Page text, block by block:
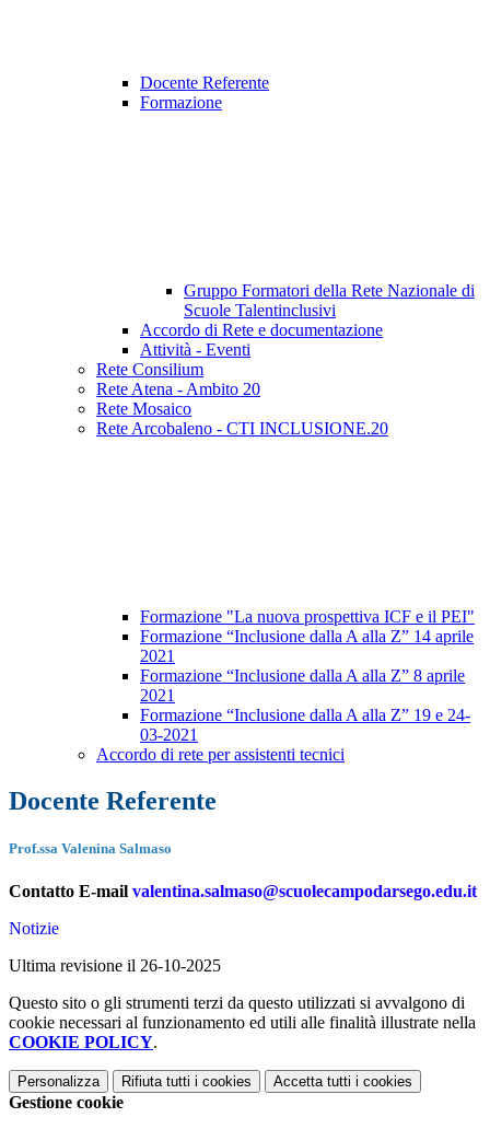
Docente Referente
Formazione
Gruppo Formatori della Rete Nazionale di
Scuole Talentinclusivi
Accordo di Rete e documentazione
Attività - Eventi
Rete Consilium
Rete Atena - Ambito 20
Rete Mosaico
Rete Arcobaleno - CTI INCLUSIONE.20
Formazione "La nuova prospettiva ICF e il PEI"
Formazione “Inclusione dalla A alla Z” 14 aprile
2021
Formazione “Inclusione dalla A alla Z” 8 aprile
2021
Formazione “Inclusione dalla A alla Z” 19 e 24-
03-2021
Accordo di rete per assistenti tecnici
Docente Referente
Prof.ssa Valenina Salmaso
Contatto E-mail valentina.salmaso@scuolecampodarsego.edu.it
Notizie
Ultima revisione il 26-10-2025
Questo sito o gli strumenti terzi da questo utilizzati si avvalgono di
cookie necessari al funzionamento ed utili alle finalità illustrate nella
COOKIE POLICY.
Personalizza Rifiuta tutti i cookies Accetta tutti i cookies
Gestione cookie